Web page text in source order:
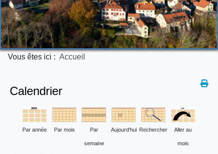
Vous êtes ici : Accueil
Calendrier
Par année Par mois Par
semaine
Aujourd'hui Rechercher Aller au
mois